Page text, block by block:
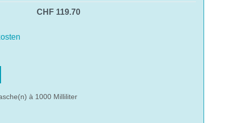
CHF 119.70
à 1000 Milliliter